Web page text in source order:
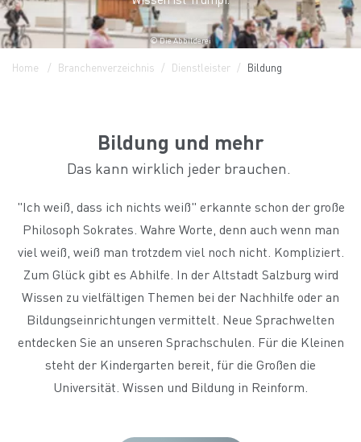
© Die Abbilderei
Home Branchenverzeichnis Dienstleister Bildung
Bildung und mehr
Das kann wirklich jeder brauchen.
"Ich weiß, dass ich nichts weiß" erkannte schon der große
Philosoph Sokrates. Wahre Worte, denn auch wenn man
viel weiß, weiß man trotzdem viel noch nicht. Kompliziert.
Zum Glück gibt es Abhilfe. In der Altstadt Salzburg wird
Wissen zu vielfältigen Themen bei der Nachhilfe oder an
Bildungseinrichtungen vermittelt. Neue Sprachwelten
entdecken Sie an unseren Sprachschulen. Für die Kleinen
steht der Kindergarten bereit, für die Großen die
Universität. Wissen und Bildung in Reinform.